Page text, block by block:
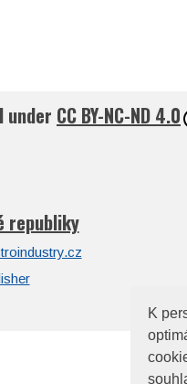
K
under CC BY-NC-ND 4.0
republiky